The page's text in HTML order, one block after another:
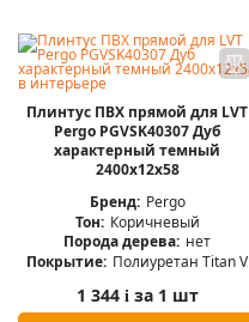
Плинтус ПВХ прямой для LVT
Pergo PGVSK40307 Дуб
характерный темный
2400х12х58
Бренд: Pergo
Тон: Коричневый
Порода дерева: нет
Покрытие: Полиуретан Titan V
1 344 iза 1 шт